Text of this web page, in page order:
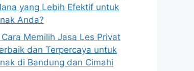
yang Lebih Efektif untuk
Anda?
Memilih Jasa Les Privat
dan Terpercaya untuk
di Bandung dan Cimahi